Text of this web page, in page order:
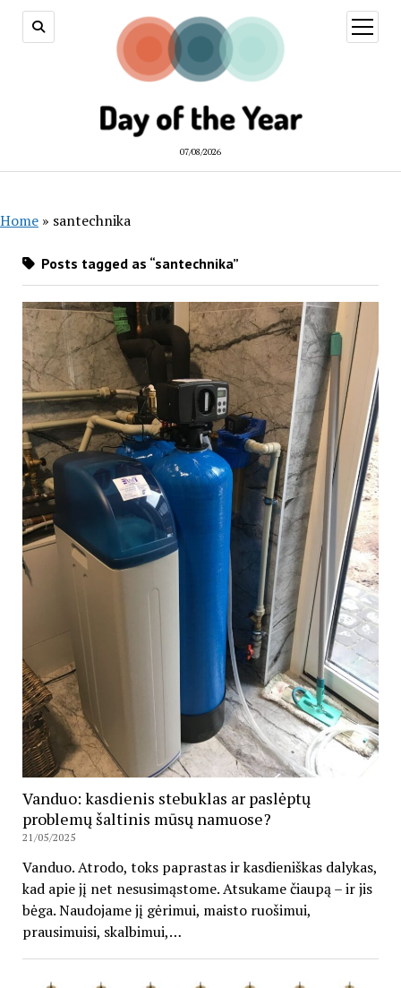
07/08/2026
open
menu
Home » santechnika
Posts tagged as “santechnika”
Vanduo: kasdienis stebuklas ar paslėptų
problemų šaltinis mūsų namuose?
21/05/2025
Vanduo. Atrodo, toks paprastas ir kasdieniškas dalykas,
kad apie jį net nesusimąstome. Atsukame čiaupą – ir jis
bėga. Naudojame jį gėrimui, maisto ruošimui,
prausimuisi, skalbimui,…